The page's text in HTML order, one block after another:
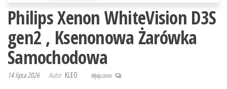
Philips Xenon WhiteVision D3S
gen2 , Ksenonowa Żarówka
Samochodowa
14 lipca 2026 Autor KLEO Wyłączono